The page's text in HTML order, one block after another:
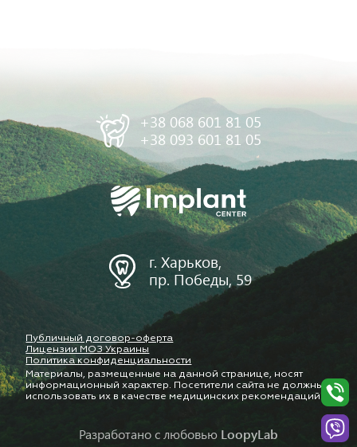
+38 068 601 81 05
+38 093 601 81 05
г. Харьков,
пр. Победы, 59
Публичный договор-оферта
Лицензии МОЗ Украины
Политика конфиденциальности
Материалы, размещенные на данной странице, носят
информационный характер. Посетители сайта не должны
использовать их в качестве медицинских рекомендаций.
Разработано с любовью LoopyLab